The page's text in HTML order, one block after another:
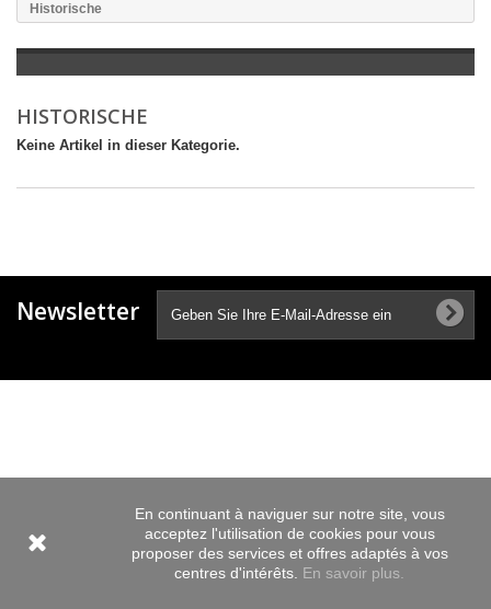
Historische
HISTORISCHE
Keine Artikel in dieser Kategorie.
Newsletter
En continuant à naviguer sur notre site, vous
acceptez l'utilisation de cookies pour vous
proposer des services et offres adaptés à vos
centres d'intérêts. En savoir plus.